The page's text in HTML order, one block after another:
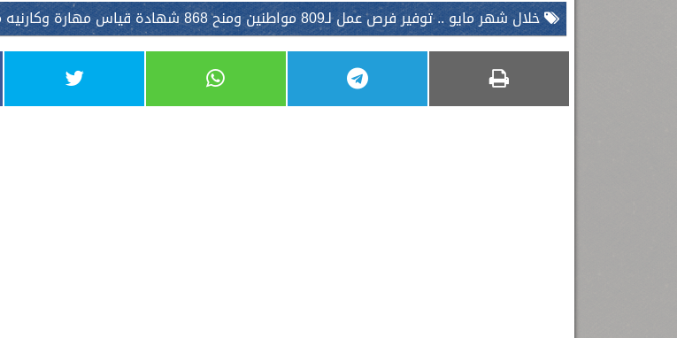
خلال شهر مايو .. توفير فرص عمل لـ809 مواطنين ومنح 868 شهادة قياس مهارة وكارنيه مزاولة مهنة